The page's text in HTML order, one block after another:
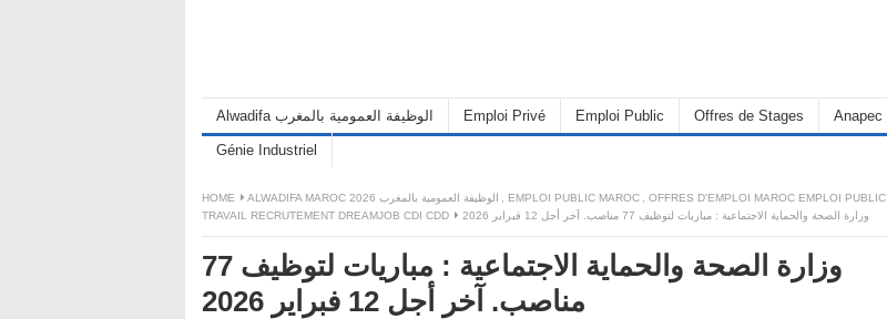
Alwadifa الوظيفة العمومية بالمغرب Emploi Privé Emploi Public Offres de Stages Anapec
Génie Industriel
HOME ALWADIFA MAROC 2026 الوظيفة العمومية بالمغرب EMPLOI PUBLIC MAROC
OFFRES D'EMPLOI MAROC EMPLOI PUBLIC
TRAVAIL RECRUTEMENT DREAMJOB CDI CDD
وزارة الصحة والحماية الاجتماعية : مباريات لتوظيف 77 مناصب. آخر أجل 12 فبراير 2026
وزارة الصحة والحماية الاجتماعية : مباريات لتوظيف 77
مناصب. آخر أجل 12 فبراير 2026